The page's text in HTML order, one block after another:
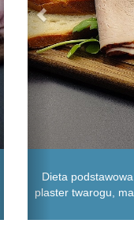
Dieta
plaster twarogu,